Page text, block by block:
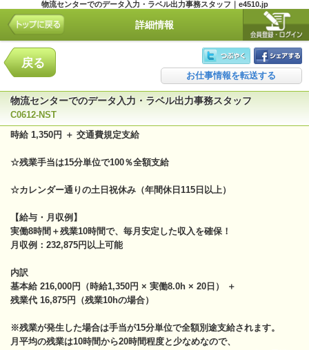
物流センターでのデータ入力・ラベル出力事務スタッフ｜e4510.jp
詳細情報
戻る
お仕事情報を転送する
物流センターでのデータ入力・ラベル出力事務スタッフ
C0612-NST
時給 1,350円 ＋ 交通費規定支給
☆残業手当は15分単位で100％全額支給
☆カレンダー通りの土日祝休み（年間休日115日以上）
【給与・月収例】
実働8時間＋残業10時間で、毎月安定した収入を確保！
月収例：232,875円以上可能
内訳
基本給 216,000円（時給1,350円 × 実働8.0h × 20日） ＋
残業代 16,875円（残業10hの場合）
※残業が発生した場合は手当が15分単位で全額別途支給されます。
月平均の残業は10時間から20時間程度と少なめなので、